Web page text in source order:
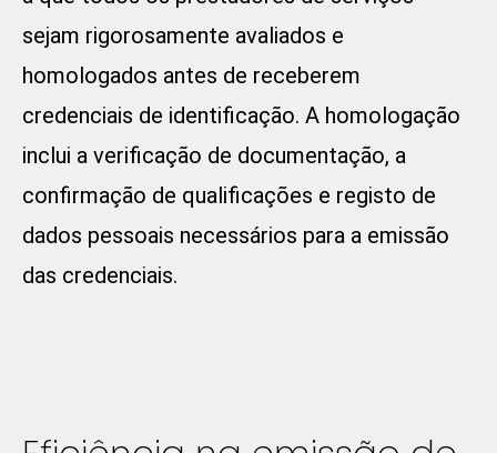
sejam rigorosamente avaliados e
homologados antes de receberem
credenciais de identificação. A homologação
inclui a verificação de documentação, a
confirmação de qualificações e registo de
dados pessoais necessários para a emissão
das credenciais.